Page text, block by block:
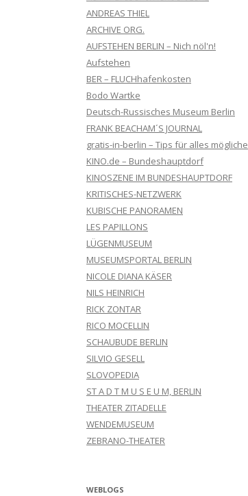
ANDREAS THIEL
ARCHIVE ORG.
AUFSTEHEN BERLIN – Nich nöl'n!
Aufstehen
BER – FLUCHhafenkosten
Bodo Wartke
Deutsch-Russisches Museum Berlin
FRANK BEACHAM´S JOURNAL
gratis-in-berlin – Tips für alles mögliche
KINO.de – Bundeshauptdorf
KINOSZENE IM BUNDESHAUPTDORF
KRITISCHES-NETZWERK
KUBISCHE PANORAMEN
LES PAPILLONS
LÜGENMUSEUM
MUSEUMSPORTAL BERLIN
NICOLE DIANA KÄSER
NILS HEINRICH
RICK ZONTAR
RICO MOCELLIN
SCHAUBUDE BERLIN
SILVIO GESELL
SLOVOPEDIA
ST A D T M U S E U M, BERLIN
THEATER ZITADELLE
WENDEMUSEUM
ZEBRANO-THEATER
WEBLOGS